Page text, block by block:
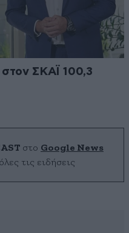
ΣΚΑΪ 100,3
στο Google News
τις ειδήσεις